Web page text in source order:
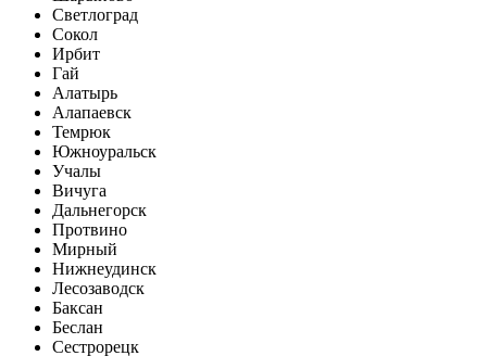
Светлоград
Сокол
Ирбит
Гай
Алатырь
Алапаевск
Темрюк
Южноуральск
Учалы
Вичуга
Дальнегорск
Протвино
Мирный
Нижнеудинск
Лесозаводск
Баксан
Беслан
Сестрорецк